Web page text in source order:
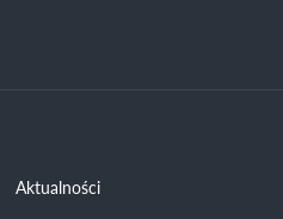
Aktualności